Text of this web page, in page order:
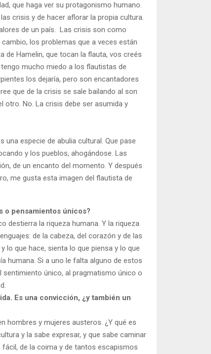
que haga ver su protagonismo humano.
crisis y de hacer aflorar la propia cultura.
de un país. Las crisis son como
los problemas que a veces están
Hamelin, que tocan la flauta, vos creés
mucho miedo a los flautistas de
los dejaría, pero son encantadores
que de la crisis se sale bailando al son
otro. No. La crisis debe ser asumida y
especie de abulia cultural. Que pase
y los pueblos, ahogándose. Las
de un encanto del momento. Y después
me gusta esta imagen del flautista de
o pensamientos únicos?
destierra la riqueza humana. Y la riqueza
de la cabeza, del corazón y de las
lo que hace, sienta lo que piensa y lo que
humana. Si a uno le falta alguno de estos
sentimiento único, al pragmatismo único o
Es una convicción, ¿y también un
hombres y mujeres austeros. ¿Y qué es
y la sabe expresar, y que sabe caminar
de la coima y de tantos escapismos